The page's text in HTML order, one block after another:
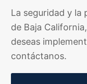
La seguridad y la
de Baja
deseas
contáctanos.